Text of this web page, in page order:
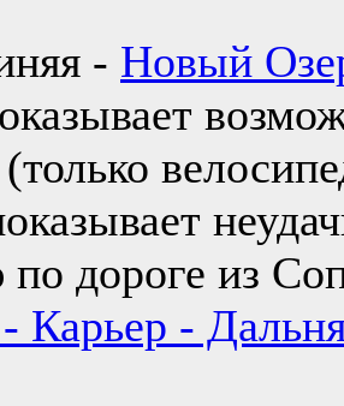
- Новый
дороге из
Карьер -